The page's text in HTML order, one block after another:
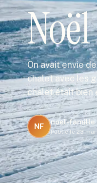
On avait envie
chalet avec les
chalet était bien
NF
noel-famille
Publié le 23